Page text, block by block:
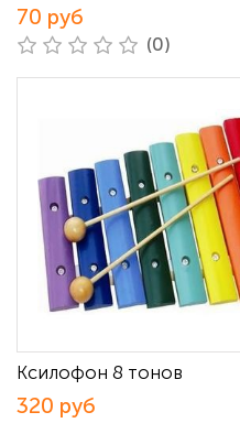
70 руб
(0)
Ксилофон 8 тонов
320 руб